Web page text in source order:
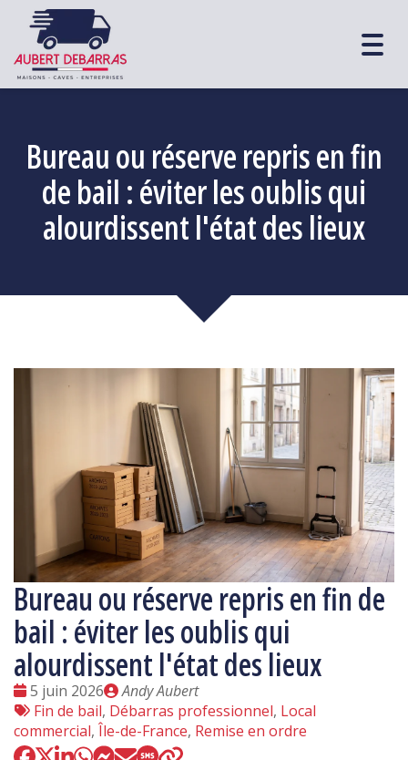
Bureau ou réserve repris en fin
de bail : éviter les oublis qui
alourdissent l'état des lieux
Bureau ou réserve repris en fin de
bail : éviter les oublis qui
alourdissent l'état des lieux
Date
:
5 juin 2026
Publié
par
Andy Aubert
Tags
:
Fin de bail, Débarras professionnel, Local
commercial, Île-de-France, Remise en ordre